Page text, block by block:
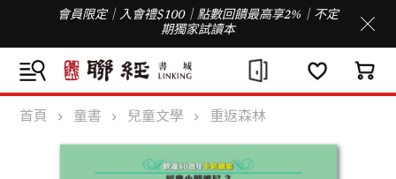
會員限定｜入會禮$100｜點數回饋最高享2%｜不定
期獨家試讀本
首頁 童書 兒童文學 重返森林